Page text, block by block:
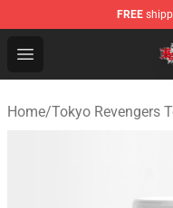
FREE
Open menu
Tokyo Revengers
Home/Tokyo Revengers